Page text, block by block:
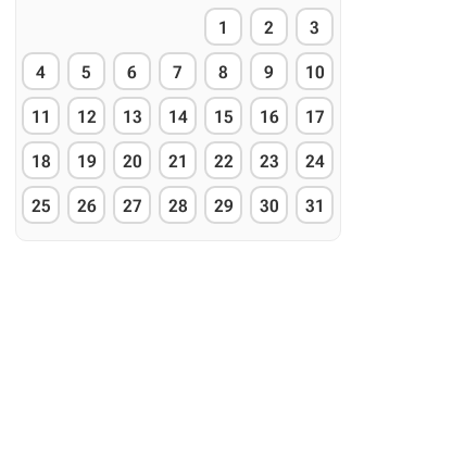
1 2 3
4 5 6 7 8 9 10
11 12 13 14 15 16 17
18 19 20 21 22 23 24
25 26 27 28 29 30 31